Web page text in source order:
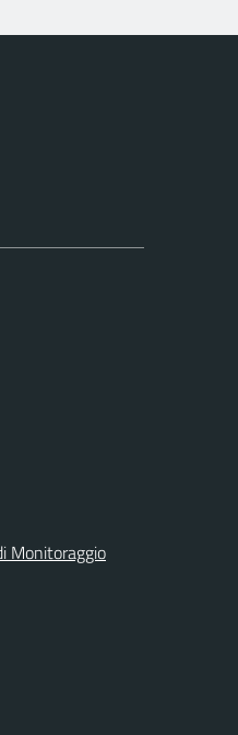
Monitoraggio